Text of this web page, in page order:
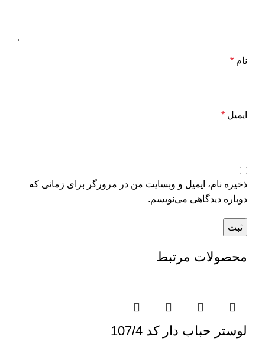
نام *
ایمیل *
ذخیره نام، ایمیل و وبسایت من در مرورگر برای زمانی که
دوباره دیدگاهی می‌نویسم.
محصولات مرتبط
لوستر حباب دار کد 107/4